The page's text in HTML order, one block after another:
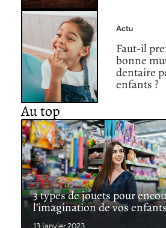
Actu
Faut-il
bonne
dentaire
enfants ?
Au top
3 types de jouets pour
l’imagination de vos
13 janvier 2023